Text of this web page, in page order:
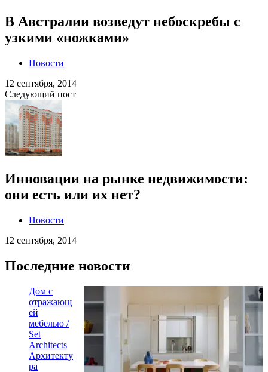
В Австралии возведут небоскребы с
узкими «ножками»
Новости
12 сентября, 2014
Следующий пост
Инновации на рынке недвижимости:
они есть или их нет?
Новости
12 сентября, 2014
Последние новости
Дом с
отражающ
ей
мебелью /
Set
Architects
Архитекту
ра